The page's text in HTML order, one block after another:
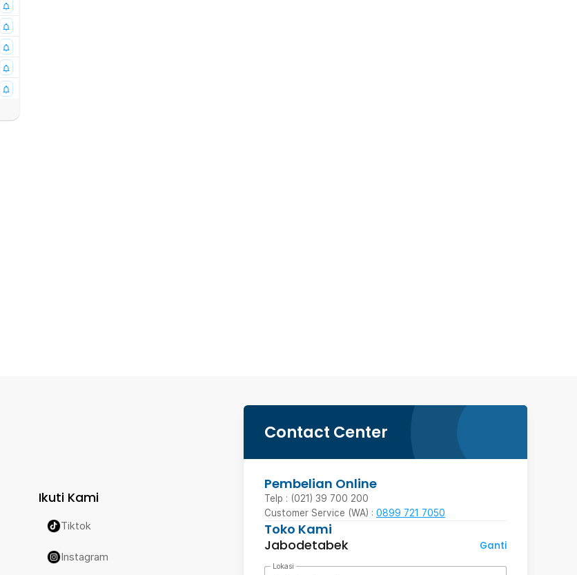
Contact Center
Pembelian Online
Telp : (021) 39 700 200
Customer Service (WA) : 0899 721 7050
Toko Kami
Jabodetabek
Ganti
Lokasi
Ikuti Kami
Tiktok
Instagram